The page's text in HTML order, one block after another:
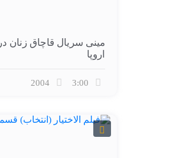
مینی سریال قاچاق زنان در
اروپا
3:00
2004